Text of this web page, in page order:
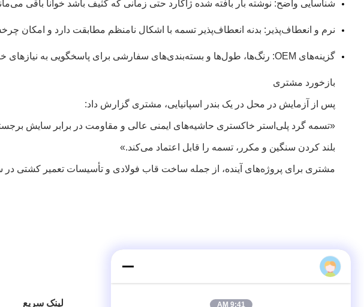
شناسایی واضح: نوشته بار بافته شده ژاکارد حتی زمانی که کثیف باشد خوانا باقی
نرم و انعطاف‌پذیر: بدنه انعطاف‌پذیر تسمه با اشکال نامنظم مطابقت دارد و امکان
گزینه‌های OEM: رنگ‌ها، طول‌ها و بسته‌بندی‌های سفارشی برای پاسخگویی به نیازهای خاص پروژه در دسترس هستند.
بازخورد مشتری
پس از آزمایش در محل در یک بندر اسپانیایی، مشتری گزارش داد:
«تسمه گرد پلی‌استر خاکستری حاشیه‌های ایمنی عالی و مقاومت در برابر سایش
بلند کردن سنگین و مکرر، تسمه را قابل اعتماد می‌کند.»
مشتری برای پروژه‌های آینده، از جمله ساخت قاب فولادی و تأسیسات تعمیر کشتی
لینک سریع 9:41 AM